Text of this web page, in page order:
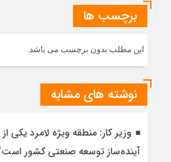
کتابخوانی
غدیر
ویژه
منطقه
آزاد
برچسب ها
این مطلب بدون برچسب می باشد.
نوشته های مشابه
وزیر کار: منطقه ویژه لامرد یکی
آینده‌ساز توسعه صنعتی کشور